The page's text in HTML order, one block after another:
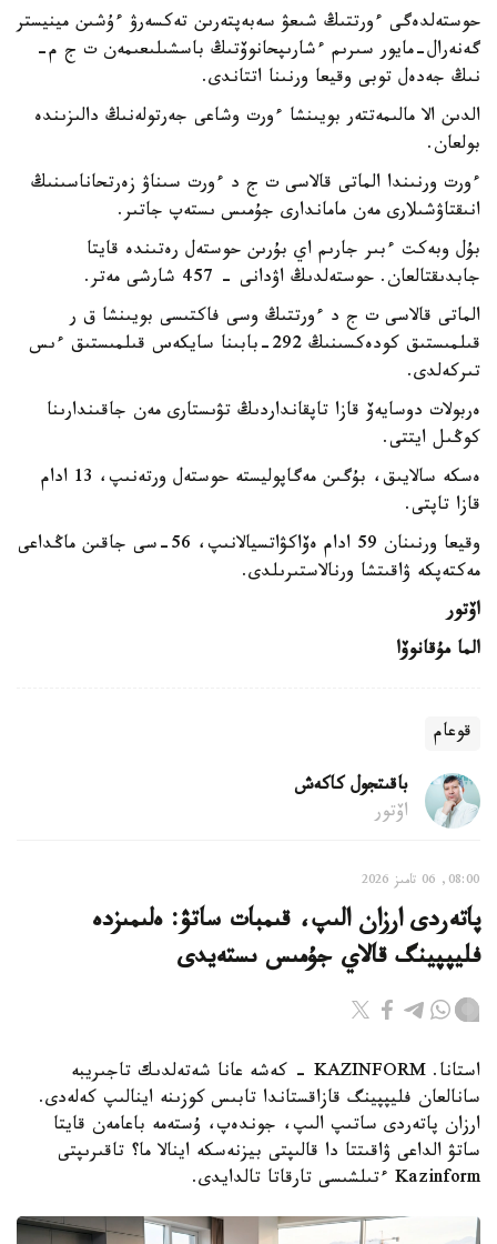
حوستەلدەگى ءورتتىڭ شىعۋ سەبەپتەرىن تەكسەرۋ ءۇشىن مينيستر
گەنەرال-مايور سىرىم ءشارىپحانوۆتىڭ باسشىلىعىمەن ت ج م-
نىڭ جەدەل توبى وقيعا ورنىنا اتتاندى.
الدىن الا مالىمەتتەر بويىنشا ءورت وشاعى جەرتولەنىڭ دالىزىندە
بولعان.
ءورت ورنىندا الماتى قالاسى ت ج د ءورت سىناۋ زەرتحاناسىنىڭ
انىقتاۋشىلارى مەن ماماندارى جۇمىس ىستەپ جاتىر.
بۇل وبەكت ءبىر جارىم اي بۇرىن حوستەل رەتىندە قايتا
جابدىقتالعان. حوستەلدىڭ اۋدانى - 457 شارشى مەتر.
الماتى قالاسى ت ج د ءورتتىڭ وسى فاكتىسى بويىنشا ق ر
قىلمىستىق كودەكسىنىڭ 292-بابىنا سايكەس قىلمىستىق ءىس
تىركەلدى.
ەربولات دوسايەۆ قازا تاپقانداردىڭ تۋىستارى مەن جاقىندارىنا
كوڭىل ايتتى.
ەسكە سالايىق، بۇگىن مەگاپوليستە حوستەل ورتەنىپ، 13 ادام
قازا تاپتى.
وقيعا ورنىنان 59 ادام ەۆاكۋاتسيالانىپ، 56-سى جاقىن ماڭداعى
مەكتەپكە ۋاقىتشا ورنالاستىرىلدى.
اۆتور
الما مۇقانوۆا
قوعام
باقىتجول كاكەش
اۆتور
08:00, 06 تامىز 2026
پاتەردى ارزان الىپ، قىمبات ساتۋ: ەلىمىزدە
فليپپينگ قالاي جۇمىس ىستەيدى
استانا. KAZINFORM - كەشە عانا شەتەلدىك تاجىريبە
سانالعان فليپپينگ قازاقستاندا تابىس كوزىنە اينالىپ كەلەدى.
ارزان پاتەردى ساتىپ الىپ، جوندەپ، ۇستەمە باعامەن قايتا
ساتۋ الداعى ۋاقىتتا دا قالىپتى بيزنەسكە اينالا ما؟ تاقىرىپتى
Kazinform ءتىلشىسى تارقاتا تالدايدى.